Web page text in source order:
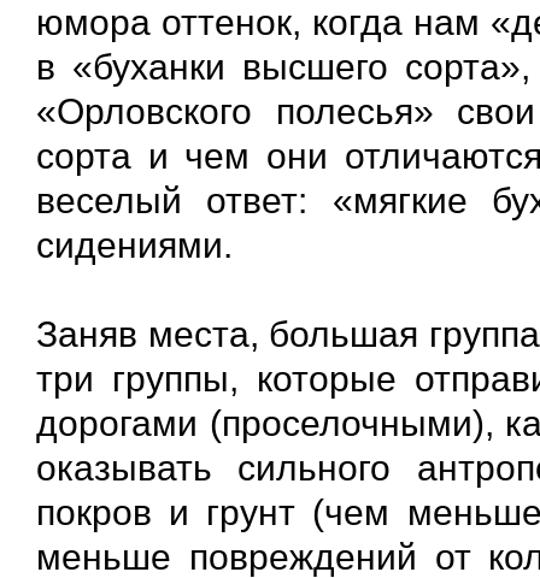
юмора оттенок, когда нам
в «буханки высшего
«Орловского полесья»
сорта и чем они
веселый ответ: «мягкие
сидениями.
Заняв места, большая
три группы, которые
дорогами (проселочными),
оказывать сильного
покров и грунт (чем
меньше повреждений от